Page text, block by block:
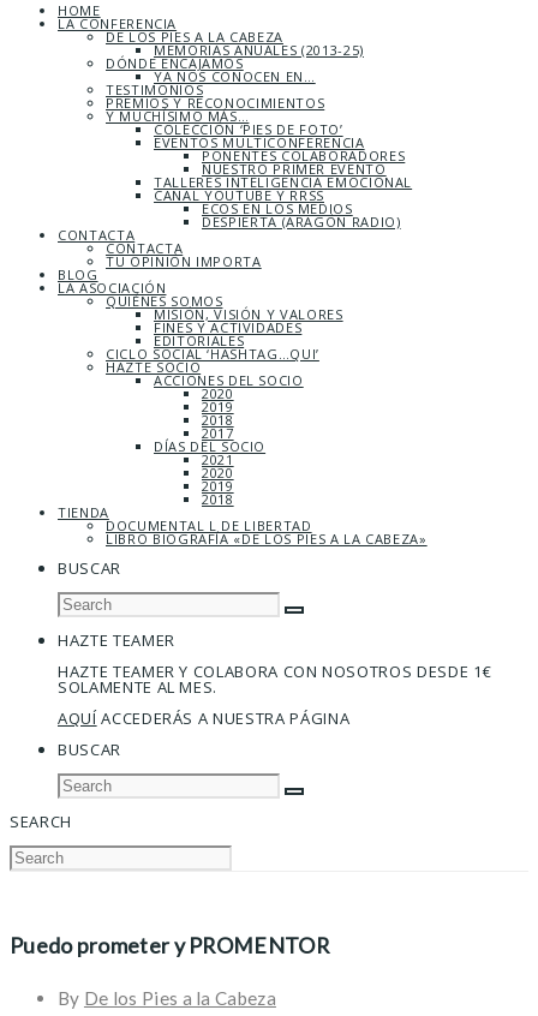
HOME
LA CONFERENCIA
DE LOS PIES A LA CABEZA
MEMORIAS ANUALES (2013-25)
DÓNDE ENCAJAMOS
YA NOS CONOCEN EN…
TESTIMONIOS
PREMIOS Y RECONOCIMIENTOS
Y MUCHÍSIMO MÁS…
COLECCIÓN ‘PIES DE FOTO’
EVENTOS MULTICONFERENCIA
PONENTES COLABORADORES
NUESTRO PRIMER EVENTO
TALLERES INTELIGENCIA EMOCIONAL
CANAL YOUTUBE Y RRSS
ECOS EN LOS MEDIOS
DESPIERTA (ARAGÓN RADIO)
CONTACTA
CONTACTA
TU OPINIÓN IMPORTA
BLOG
LA ASOCIACIÓN
QUIÉNES SOMOS
MISIÓN, VISIÓN Y VALORES
FINES Y ACTIVIDADES
EDITORIALES
CICLO SOCIAL ‘HASHTAG…QUI’
HAZTE SOCIO
ACCIONES DEL SOCIO
2020
2019
2018
2017
DÍAS DEL SOCIO
2021
2020
2019
2018
TIENDA
DOCUMENTAL L DE LIBERTAD
LIBRO BIOGRAFÍA «DE LOS PIES A LA CABEZA»
BUSCAR
HAZTE TEAMER
HAZTE TEAMER Y COLABORA CON NOSOTROS DESDE 1€
SOLAMENTE AL MES.
AQUÍACCEDERÁS A NUESTRA PÁGINA
BUSCAR
SEARCH
Puedo prometer y PROMENTOR
By De los Pies a la Cabeza